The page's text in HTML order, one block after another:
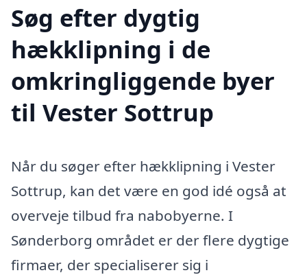
Søg efter dygtig
hækklipning i de
omkringliggende byer
til Vester Sottrup
Når du søger efter hækklipning i Vester
Sottrup, kan det være en god idé også at
overveje tilbud fra nabobyerne. I
Sønderborg området er der flere dygtige
firmaer, der specialiserer sig i